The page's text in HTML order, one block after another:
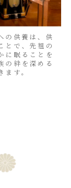
の供養は、供
とで、先祖の
に眠ることを
の絆を深める
ます。